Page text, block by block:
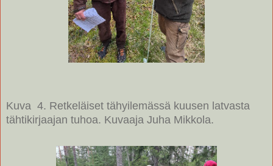
Kuva 4. Retkeläiset tähyilemässä kuusen latvasta
tähtikirjaajan tuhoa. Kuvaaja Juha Mikkola.